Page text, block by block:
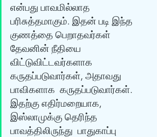
என்பது பாவமில்லாத
பரிசுத்தமாகும். இதன் படி இந்த
குணத்தை பெறாதவர்கள்
தேவனின் நீதியை
விட்டுவிட்டவர்களாக
கருதப்படுவார்கள், அதாவது
பாவிகளாக  கருதப்படுவார்கள்.
இதற்கு எதிர்மறையாக,
இஸ்லாமுக்கு தெரிந்த
பாவத்திலிருந்து  பாதுகாப்பு